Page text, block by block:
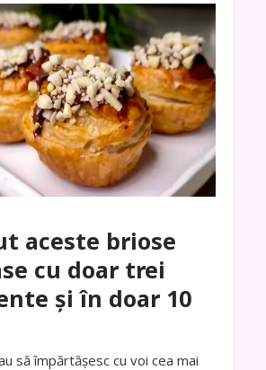
aceste briose
cu doar trei
și în doar 10
să împărtășesc cu voi cea mai